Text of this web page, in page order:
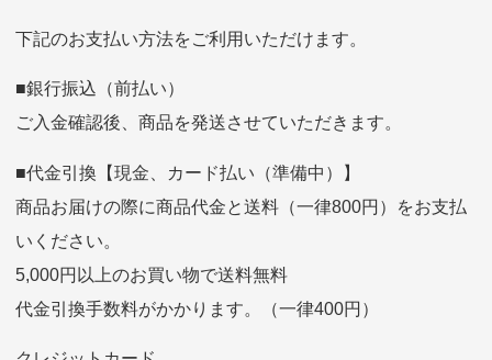
[…]
支店名 和歌山支店
口座種別 普通
口座番号 0255557
口座名義 株式会社一条
ゆうちょ銀行
ゆうちょ間
記号 14710
下記のお支払い方法をご利用いただけます。
■銀行振込（前払い）
ご入金確認後、商品を発送させていただきます。
■代金引換【現金、カード払い（準備中）】
商品お届けの際に商品代金と送料（一律800円）をお支払
いください。
5,000円以上のお買い物で送料無料
代金引換手数料がかかります。（一律400円）